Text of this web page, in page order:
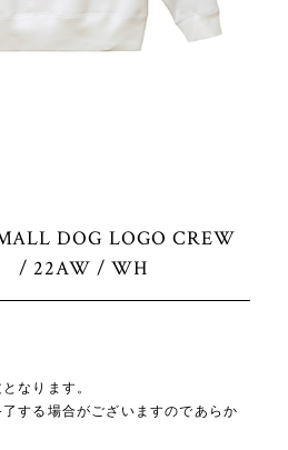
DOG LOGO CREW
/ 22AW / WH
なります。
する場合がございますのであらか